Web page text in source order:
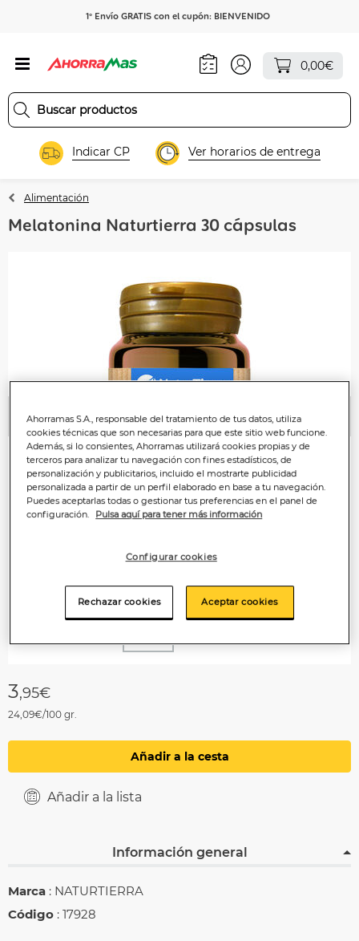
1º Envío GRATIS con el cupón: BIENVENIDO
0,00€
Indicar CP Ver horarios de entrega
Alimentación
Melatonina Naturtierra 30 cápsulas
Anterior
3,95€
24,09€/100 gr.
Añadir a la cesta
Añadir a la lista
Información general
Marca : NATURTIERRA
Código : 17928
Ahorramas S.A., responsable del tratamiento de tus datos, utiliza
cookies técnicas que son necesarias para que este sitio web funcione.
Además, si lo consientes, Ahorramas utilizará cookies propias y de
terceros para analizar tu navegación con fines estadísticos, de
personalización y publicitarios, incluido el mostrarte publicidad
personalizada a partir de un perfil elaborado en base a tu navegación.
Puedes aceptarlas todas o gestionar tus preferencias en el panel de
configuración.
Pulsa aquí para tener más información
Configurar cookies
Rechazar cookies Aceptar cookies